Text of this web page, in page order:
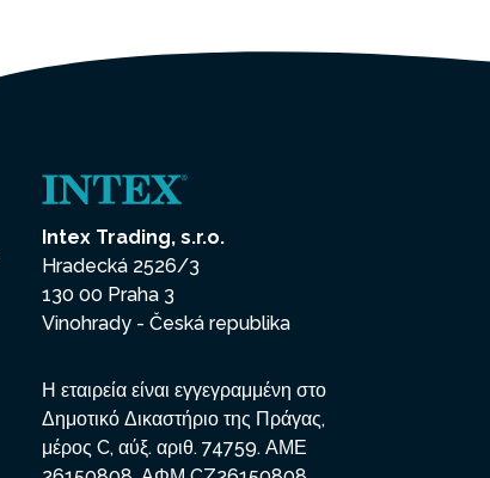
Intex Trading, s.r.o.
Hradecká 2526/3
130 00 Praha 3
Vinohrady - Česká republika
Η εταιρεία είναι εγγεγραμμένη στο
Δημοτικό Δικαστήριο της Πράγας,
μέρος C, αύξ. αριθ. 74759. ΑΜΕ